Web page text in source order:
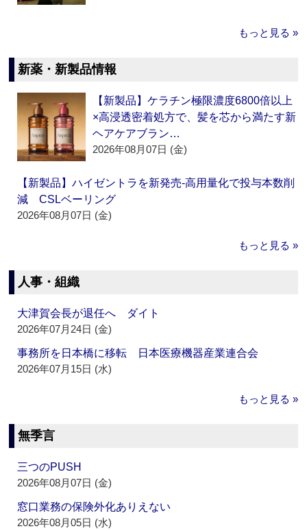
もっと見る »
新薬・新製品情報
【新製品】ケラチン極限濃度6800倍以上
×高浸透密着処方で、髪を芯から満たす新
ヘアケアブラン…
2026年08月07日 (金)
【新製品】ハイゼントラを新発売‐高用量化で投与本数削
減 CSLベーリング
2026年08月07日 (金)
もっと見る »
人事・組織
大津賀会長が退任へ ダイト
2026年07月24日 (金)
事務所を日本橋に移転 日本医療機器産業連合会
2026年07月15日 (水)
もっと見る »
無季言
三つのPUSH
2026年08月07日 (金)
窓口業務の保険外化ありえない
2026年08月05日 (水)